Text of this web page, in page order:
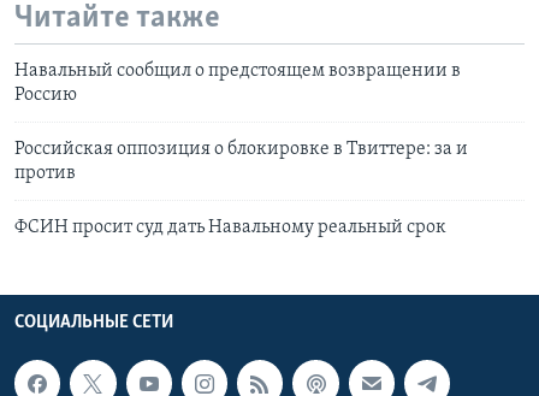
Читайте также
Навальный сообщил о предстоящем возвращении в
Россию
Российская оппозиция о блокировке в Твиттере: за и
против
ФСИН просит суд дать Навальному реальный срок
СОЦИАЛЬНЫЕ СЕТИ